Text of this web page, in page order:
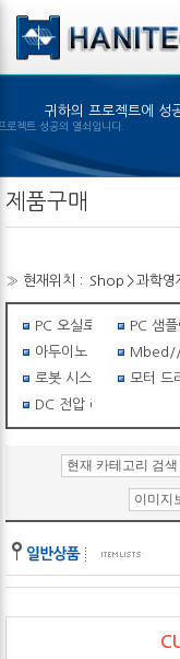
본문 바로가기
귀하의 프로젝트에 성
택은 프로젝트 성공의 열쇠입니다.
제품구매
» 현재위치 : Shop >과학영
PC 오실로스코프PC 샘
아두이노 세상
로봇 시스템
모터 드
DC 전압 레귤레이터